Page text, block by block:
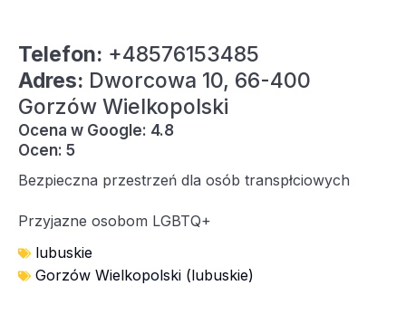
Telefon: +48576153485
Adres: Dworcowa 10, 66-400
Gorzów Wielkopolski
Ocena w Google: 4.8
Ocen: 5
Bezpieczna przestrzeń dla osób transpłciowych
Przyjazne osobom LGBTQ+
lubuskie
Gorzów Wielkopolski (lubuskie)